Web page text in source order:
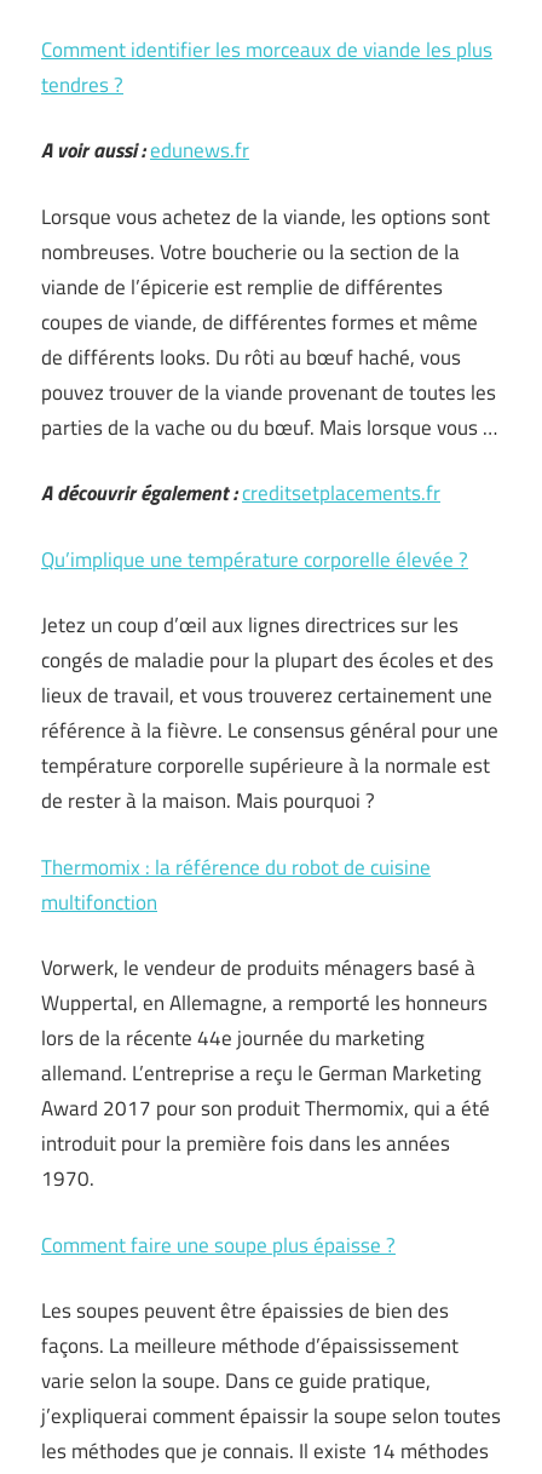
Comment identifier les morceaux de viande les plus
tendres ?
A voir aussi :edunews.fr
Lorsque vous achetez de la viande, les options sont
nombreuses. Votre boucherie ou la section de la
viande de l’épicerie est remplie de différentes
coupes de viande, de différentes formes et même
de différents looks. Du rôti au bœuf haché, vous
pouvez trouver de la viande provenant de toutes les
parties de la vache ou du bœuf. Mais lorsque vous …
A découvrir également :creditsetplacements.fr
Qu’implique une température corporelle élevée ?
Jetez un coup d’œil aux lignes directrices sur les
congés de maladie pour la plupart des écoles et des
lieux de travail, et vous trouverez certainement une
référence à la fièvre. Le consensus général pour une
température corporelle supérieure à la normale est
de rester à la maison. Mais pourquoi ?
Thermomix : la référence du robot de cuisine
multifonction
Vorwerk, le vendeur de produits ménagers basé à
Wuppertal, en Allemagne, a remporté les honneurs
lors de la récente 44e journée du marketing
allemand. L’entreprise a reçu le German Marketing
Award 2017 pour son produit Thermomix, qui a été
introduit pour la première fois dans les années
1970.
Comment faire une soupe plus épaisse ?
Les soupes peuvent être épaissies de bien des
façons. La meilleure méthode d’épaississement
varie selon la soupe. Dans ce guide pratique,
j’expliquerai comment épaissir la soupe selon toutes
les méthodes que je connais. Il existe 14 méthodes